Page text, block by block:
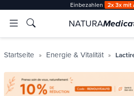
Einbezahlen 2x 3x mit
NATURA
Startseite Energie & Vitalität